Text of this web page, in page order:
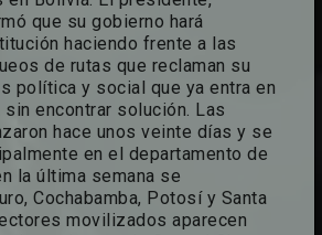
que su gobierno hará
haciendo frente a las
de rutas que reclaman su
política y social que ya entra en
sin encontrar solución. Las
hace unos veinte días y se
en el departamento de
la última semana se
Cochabamba, Potosí y Santa
movilizados aparecen